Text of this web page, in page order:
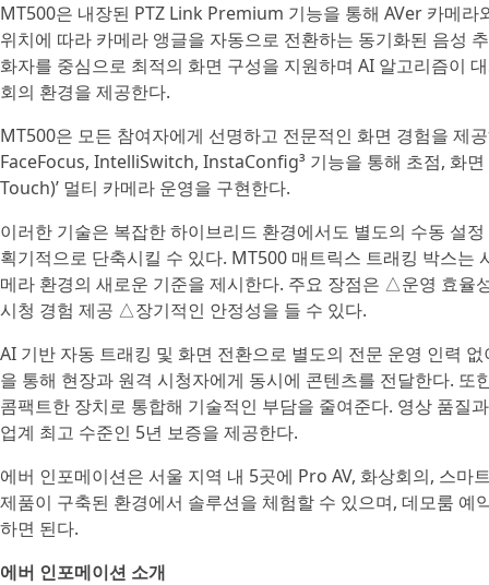
MT500은 내장된 PTZ Link Premium 기능을 통해 AVer 카메
위치에 따라 카메라 앵글을 자동으로 전환하는 동기화된 음성
화자를 중심으로 최적의 화면 구성을 지원하며 AI 알고리즘이
회의 환경을 제공한다.
MT500은 모든 참여자에게 선명하고 전문적인 화면 경험을 제
FaceFocus, IntelliSwitch, InstaConfig³ 기능을 통해 초점, 화
Touch)’ 멀티 카메라 운영을 구현한다.
이러한 기술은 복잡한 하이브리드 환경에서도 별도의 수동 설
획기적으로 단축시킬 수 있다. MT500 매트릭스 트래킹 박스는
메라 환경의 새로운 기준을 제시한다. 주요 장점은 △운영 효
시청 경험 제공 △장기적인 안정성을 들 수 있다.
AI 기반 자동 트래킹 및 화면 전환으로 별도의 전문 운영 인력
을 통해 현장과 원격 시청자에게 동시에 콘텐츠를 전달한다.
콤팩트한 장치로 통합해 기술적인 부담을 줄여준다. 영상 품질
업계 최고 수준인 5년 보증을 제공한다.
에버 인포메이션은 서울 지역 내 5곳에 Pro AV, 화상회의, 스마
제품이 구축된 환경에서 솔루션을 체험할 수 있으며, 데모룸
하면 된다.
에버 인포메이션 소개